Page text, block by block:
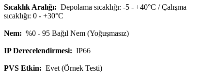
Sıcaklık Aralığı: Depolama sıcaklığı: -5 - +40°C / Çalışma
sıcaklığı: 0 - +30°C
Nem: %0 - 95 Bağıl Nem (Yoğuşmasız)
IP Derecelendirmesi: IP66
PVS Etkin: Evet (Örnek Testi)